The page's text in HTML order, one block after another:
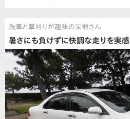
洗車と草刈りが趣味の呆爺さん
暑さにも負けずに快調な走りを実感